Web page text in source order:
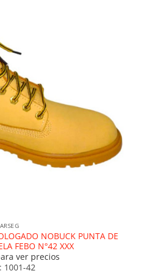
ARSEG
NOBUCK PUNTA DE
FEBO N°42 XXX
ver precios
1001-42